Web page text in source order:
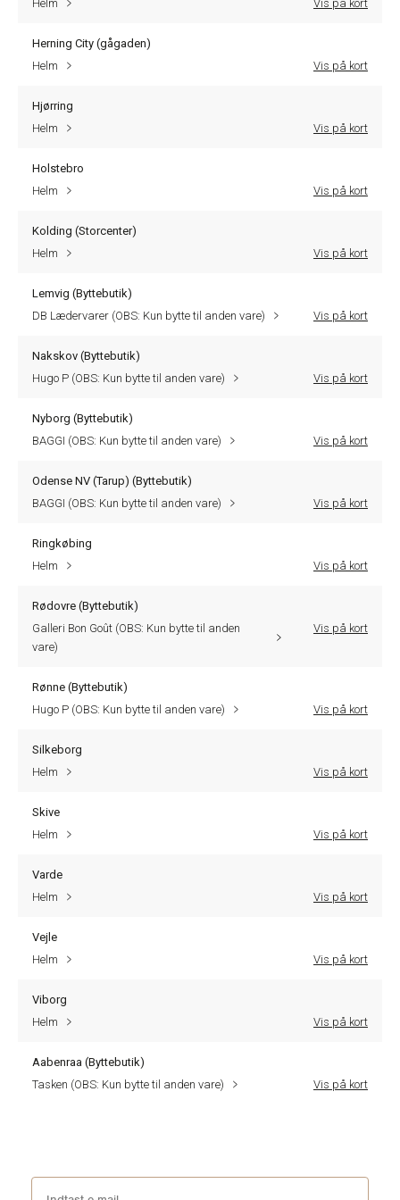
Helm Vis på kort
Herning City (gågaden)
Helm
Vis på kort
Hjørring
Helm
Vis på kort
Holstebro
Helm
Vis på kort
Kolding (Storcenter)
Helm
Vis på kort
Lemvig (Byttebutik)
DB Lædervarer (OBS: Kun bytte til anden vare)
Vis på kort
Nakskov (Byttebutik)
Hugo P (OBS: Kun bytte til anden vare)
Vis på kort
Nyborg (Byttebutik)
BAGGI (OBS: Kun bytte til anden vare)
Vis på kort
Odense NV (Tarup) (Byttebutik)
BAGGI (OBS: Kun bytte til anden vare)
Vis på kort
Ringkøbing
Helm
Vis på kort
Rødovre (Byttebutik)
Galleri Bon Goût (OBS: Kun bytte til anden
vare)
Vis på kort
Rønne (Byttebutik)
Hugo P (OBS: Kun bytte til anden vare)
Vis på kort
Silkeborg
Helm
Vis på kort
Skive
Helm
Vis på kort
Varde
Helm
Vis på kort
Vejle
Helm
Vis på kort
Viborg
Helm
Vis på kort
Aabenraa (Byttebutik)
Tasken (OBS: Kun bytte til anden vare)
Vis på kort